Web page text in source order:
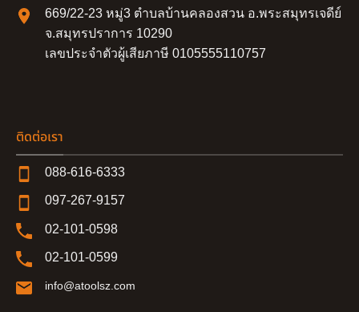
669/22-23 หมู่3 ตำบลบ้านคลองสวน อ.พระสมุทรเจดีย์
จ.สมุทรปราการ 10290
เลขประจำตัวผู้เสียภาษี 0105555110757
ติดต่อเรา
088-616-6333
097-267-9157
02-101-0598
02-101-0599
info@atoolsz.com